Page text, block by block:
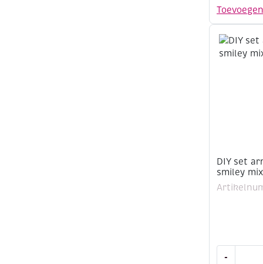
Toevoegen
smiley
mix,
geel
DIY set
smiley
-